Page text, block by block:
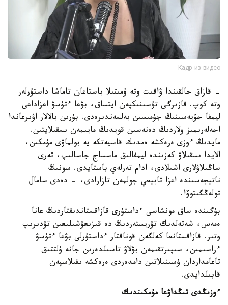
Кадр из видео
- قازاق حالقىندا ۋاقىت وتە ۇمىتىلا باستاعان تاماشا داستۇرلەر
وتە كوپ. قازىرگى تۇسىنىكپەن ايتساق، بۋعا ءتۇسۋ اعزاداعى
ليمفا جۇيەسىنىڭ جۇمىسىن بەلسەندىرەدى. بۇرىن بالالار اۋىرعاندا
اجەلەرىمىز ولاردىڭ دەنەسىن قويدىڭ مايىمەن ىسقىلايتىن.
مايدىڭ ءوزى ەرەكشە ەمدىك قاسيەتكە يە بولماۋى مۇمكىن،
الايدا ىسقىلاۋ كەزىندە ليمفالىق ماسساج جاسالىپ، تەرى
ساڭىلاۋلارى اشىلادى، ادام تەرلەي باستايدى. سونىڭ
ناتيجەسىندە اعزا تابيعي جولمەن تازارادى، - دەدى سامال
تولەڭگىتوۆا.
بۇگىندە ساق مونشاسى ءداستۇرى قازاقستاندىقتاردىڭ عانا
ەمەس، شەتەلدىك تۋريستەردىڭ دە قىزىعۋشىلىعىن تۋدىرىپ
وتىر. قازاقستانعا كەلگەن قوناقتار ءداستۇرلى بۋعا ءتۇسۋ
ءراسىمىن، سىپىرتقىمەن بۋلاۋ تاسىلدەرىن جانە ۇلتتىق
تاعامداردان ۇسىنىلاتىن دامدەردى ەرەكشە ىقىلاسپەن
قابىلدايدى.
ءوزىڭدى تىڭداۋعا مۇمكىندىك